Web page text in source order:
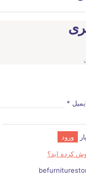
*
ورود
کرده اید؟